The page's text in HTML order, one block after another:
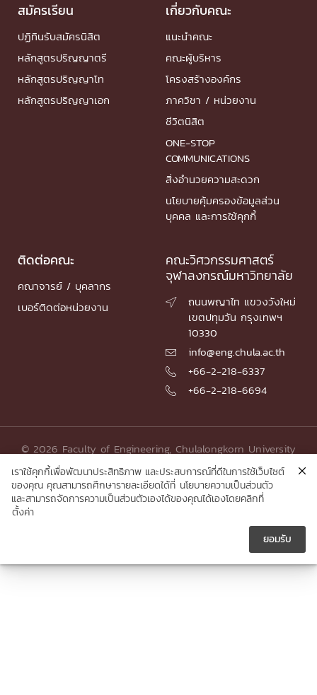

สมัครเรียน
ปฏิทินรับสมัครนิสิต
หลักสูตรปริญญาตรี
หลักสูตรปริญญาโท
หลักสูตรปริญญาเอก
เกี่ยวกับคณะ
แนะนำคณะ
คณะผู้บริหาร
โครงสร้างองค์กร
ภาควิชา / หน่วยงาน
ชีวิตนิสิต
ONE-STOP
COMMUNICATIONS
สิ่งอำนวยความสะดวก
นโยบายคุ้มครองข้อมูลส่วน
บุคคล และการใช้คุกกี้
ติดต่อคณะ
คณาจารย์ / บุคลากร
เบอร์ติดต่อหน่วยงาน
คณะวิศวกรรมศาสตร์
จุฬาลงกรณ์มหาวิทยาลัย

ถนนพญาไท แขวงวังใหม่
เขตปทุมวัน กรุงเทพฯ
10330
 info@eng.chula.ac.th
 +66-2-218-6337
 +66-2-218-6694
© 2026 Faculty of Engineering, Chulalongkorn University
เราใช้คุกกี้เพื่อพัฒนาประสิทธิภาพ และประสบการณ์ที่ดีในการใช้เว็บไซต์
ของคุณ คุณสามารถศึกษารายละเอียดได้ที่ นโยบายความเป็นส่วนตัว
และสามารถจัดการความเป็นส่วนตัวเองได้ของคุณได้เองโดยคลิกที่
ตั้งค่า
ยอมรับ